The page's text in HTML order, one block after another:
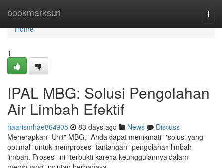
bookmarksurl
Home
Home
1
IPAL MBG: Solusi Pengolahan
Air Limbah Efektif
haarismhae864905 83 days ago News
Discuss
Menerapkan" Unit" MBG," Anda dapat menikmati" "solusi yang
optimal" untuk memproses" tantangan" pengolahan limbah
limbah. Proses" ini "terbukti karena keunggulannya dalam